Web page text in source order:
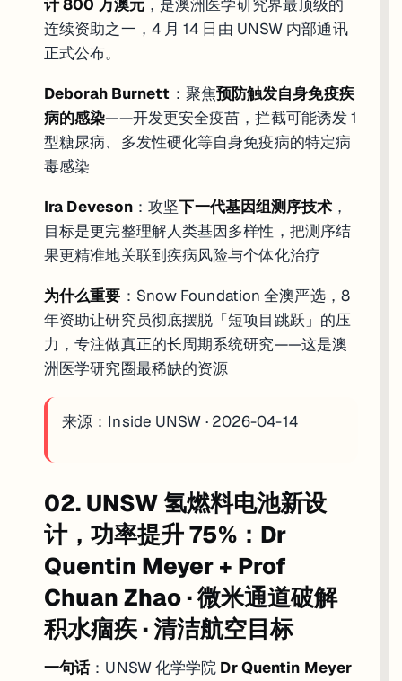
计 800 万澳元，是澳洲医学研究界最顶级的
连续资助之一，4 月 14 日由 UNSW 内部通讯
正式公布。
Deborah Burnett ：聚焦预防触发自身免疫疾
病的感染——开发更安全疫苗，拦截可能诱发 1
型糖尿病、多发性硬化等自身免疫病的特定病
毒感染
Ira Deveson ：攻坚下一代基因组测序技术 ，
目标是更完整理解人类基因多样性，把测序结
果更精准地关联到疾病风险与个体化治疗
为什么重要 ：Snow Foundation 全澳严选，8
年资助让研究员彻底摆脱「短项目跳跃」的压
力，专注做真正的长周期系统研究——这是澳
洲医学研究圈最稀缺的资源
来源： Inside UNSW · 2026-04-14
02. UNSW 氢燃料电池新设
计，功率提升 75%：Dr
Quentin Meyer + Prof
Chuan Zhao · 微米通道破解
积水痼疾 · 清洁航空目标
一句话：UNSW 化学学院 Dr Quentin Meyer